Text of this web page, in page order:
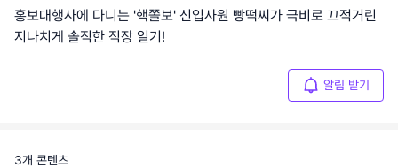
홍보대행사에 다니는 '핵쫄보' 신입사원 빵떡씨가 극비로 끄적거린
지나치게 솔직한 직장 일기!
알림 받기
3개 콘텐츠